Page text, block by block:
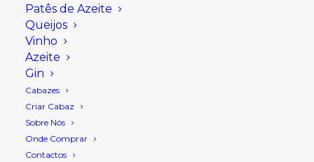
Patês de Azeite
Queijos
Vinho
Azeite
Gin
Cabazes
Criar Cabaz
Sobre Nós
Onde Comprar
Contactos